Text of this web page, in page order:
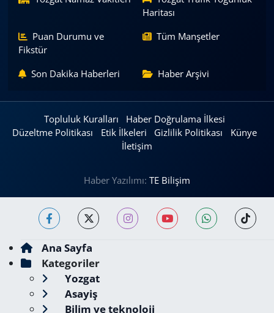
Haritası
Puan Durumu ve
Fikstür
Tüm Manşetler
Son Dakika Haberleri Haber Arşivi
Topluluk Kuralları
Haber Doğrulama İlkesi
Düzeltme Politikası
Etik İlkeleri Gizlilik Politikası
Künye
İletişim
Haber Yazılımı: TE Bilişim
Ana Sayfa
Kategoriler
Yozgat
Asayiş
Bilim ve teknoloji